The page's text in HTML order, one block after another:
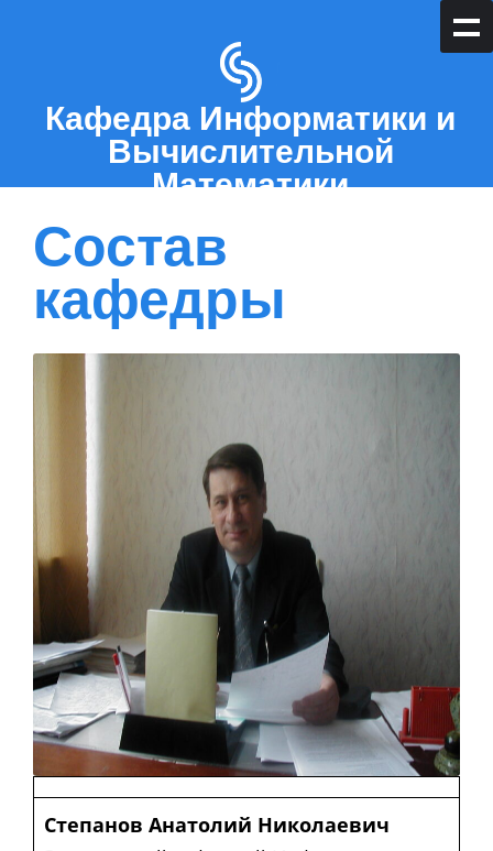
Кафедра Информатики и
Вычислительной
Математики
Состав
кафедры
Степанов Анатолий Николаевич